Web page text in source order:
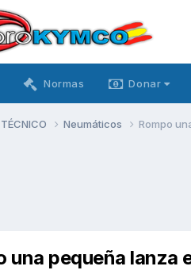
Normas Donar
Neumáticos Rompo
una pequeña lanza